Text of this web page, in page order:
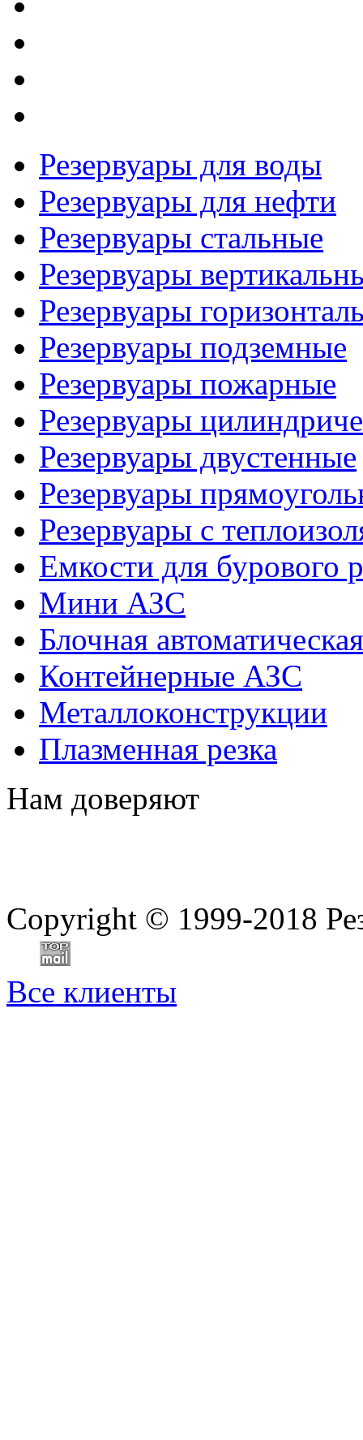
Резервуары для воды
Резервуары для нефти
Резервуары стальные
Резервуары
Резервуары
Резервуары подземные
Резервуары пожарные
Резервуары
Резервуары двустенные
Резервуары
Резервуары с
Емкости для бурового
Мини АЗС
Блочная
Контейнерные АЗС
Металлоконструкции
Плазменная резка
Нам доверяют
Copyright © 1999-2018
Все клиенты